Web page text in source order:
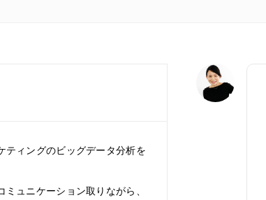
ティングのビッグデータ分析を
ュニケーション取りながら、